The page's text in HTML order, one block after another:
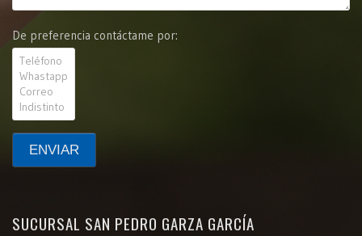
De preferencia contáctame por:
SUCURSAL SAN PEDRO GARZA GARCÍA